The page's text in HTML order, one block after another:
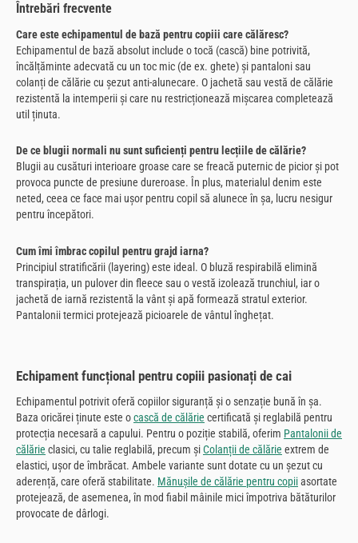
Întrebări frecvente
Care este echipamentul de bază pentru copiii care călăresc?
Echipamentul de bază absolut include o tocă (cască) bine potrivită,
încălțăminte adecvată cu un toc mic (de ex. ghete) și pantaloni sau
colanți de călărie cu șezut anti-alunecare. O jachetă sau vestă de călărie
rezistentă la intemperii și care nu restricționează mișcarea completează
util ținuta.
De ce blugii normali nu sunt suficienți pentru lecțiile de călărie?
Blugii au cusături interioare groase care se freacă puternic de picior și pot
provoca puncte de presiune dureroase. În plus, materialul denim este
neted, ceea ce face mai ușor pentru copil să alunece în șa, lucru nesigur
pentru începători.
Cum îmi îmbrac copilul pentru grajd iarna?
Principiul stratificării (layering) este ideal. O bluză respirabilă elimină
transpirația, un pulover din fleece sau o vestă izolează trunchiul, iar o
jachetă de iarnă rezistentă la vânt și apă formează stratul exterior.
Pantalonii termici protejează picioarele de vântul înghețat.
Echipament funcțional pentru copiii pasionați de cai
Echipamentul potrivit oferă copiilor siguranță și o senzație bună în șa.
Baza oricărei ținute este ocască de călărie certificată și reglabilă pentru
protecția necesară a capului. Pentru o poziție stabilă, oferim Pantalonii de
călărie clasici, cu talie reglabilă, precum șiColanții de călărie extrem de
elastici, ușor de îmbrăcat. Ambele variante sunt dotate cu un șezut cu
aderență, care oferă stabilitate. Mănușile de călărie pentru copiiasortate
protejează, de asemenea, în mod fiabil mâinile mici împotriva bătăturilor
provocate de dârlogi.